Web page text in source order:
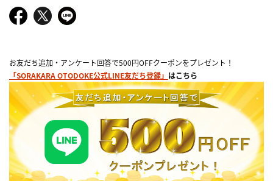
お友だち追加・アンケート回答で500円OFFクーポンをプレゼント！
「SORAKARA OTODOKE公式LINE友だち登録」 はこちら